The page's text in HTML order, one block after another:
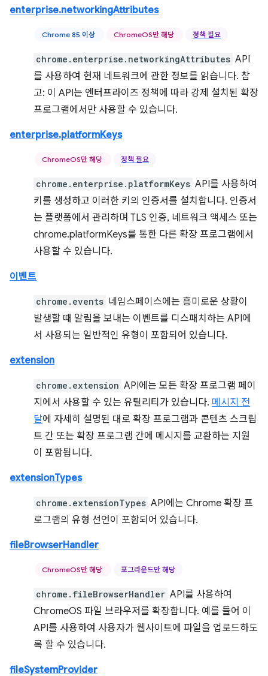
enterprise.networkingAttributes
Chrome 85 이상 ChromeOS만 해당 정책 필요
chrome.enterprise.networkingAttributes API
를 사용하여 현재 네트워크에 관한 정보를 읽습니다. 참
고: 이 API는 엔터프라이즈 정책에 따라 강제 설치된 확장
프로그램에서만 사용할 수 있습니다.
enterprise.platformKeys
ChromeOS만 해당 정책 필요
chrome.enterprise.platformKeys API를 사용하여
키를 생성하고 이러한 키의 인증서를 설치합니다. 인증서
는 플랫폼에서 관리하며 TLS 인증, 네트워크 액세스 또는
chrome.platformKeys를 통한 다른 확장 프로그램에서
사용할 수 있습니다.
이벤트
chrome.events 네임스페이스에는 흥미로운 상황이
발생할 때 알림을 보내는 이벤트를 디스패치하는 API에
서 사용되는 일반적인 유형이 포함되어 있습니다.
extension
chrome.extension API에는 모든 확장 프로그램 페이
지에서 사용할 수 있는 유틸리티가 있습니다. 메시지 전
달에 자세히 설명된 대로 확장 프로그램과 콘텐츠 스크립
트 간 또는 확장 프로그램 간에 메시지를 교환하는 지원
이 포함됩니다.
extensionTypes
chrome.extensionTypes API에는 Chrome 확장 프
로그램의 유형 선언이 포함되어 있습니다.
fileBrowserHandler
ChromeOS만 해당 포그라운드만 해당
chrome.fileBrowserHandler API를 사용하여
ChromeOS 파일 브라우저를 확장합니다. 예를 들어 이
API를 사용하여 사용자가 웹사이트에 파일을 업로드하도
록 할 수 있습니다.
fileSystemProvider